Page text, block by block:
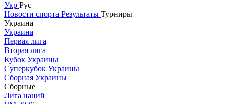
Укр Рус
Новости спорта Результаты Турниры
Украина
Украина
Первая лига
Вторая лига
Кубок Украины
Суперкубок Украины
Сборная Украины
Сборные
Лига наций